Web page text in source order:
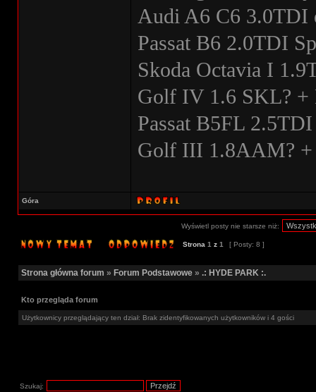
Audi A6 C6 3.0TDI
Passat B6 2.0TDI
Skoda Octavia I
Golf IV 1.6 SKL? +
Passat B5FL
Golf III 1.8AAM? +
Góra
Wyświetl posty nie starsze niż:
Strona 1 z 1 [ Posty: 8 ]
Strona główna forum » Forum Podstawowe » .: HYDE PARK :.
Kto przegląda forum
Użytkownicy przeglądający ten dział: Brak zidentyfikowanych użytkowników i 4 gości
Szukaj: